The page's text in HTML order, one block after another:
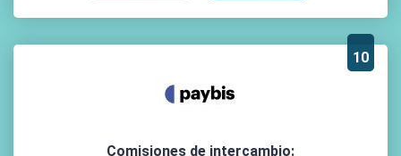
10
Comisiones de intercambio: